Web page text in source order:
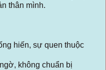
thân mình.
hiến, sự quen thuộc
không chuẩn bị